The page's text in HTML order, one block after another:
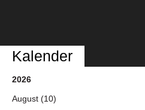
Kalender
2026
August (10)